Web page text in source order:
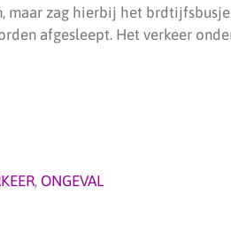
maar zag hierbij het
afgesleept. Het verkeer
, ONGEVAL